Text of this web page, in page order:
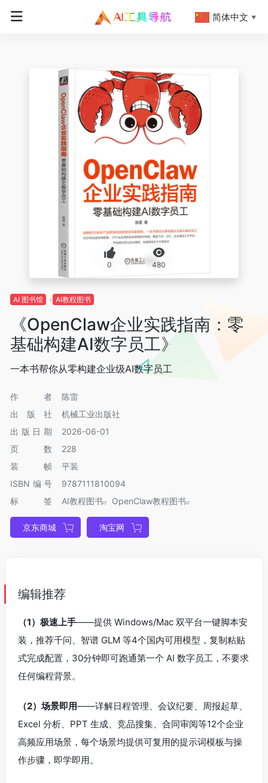
0 480
AI 图书馆 AI教程图书
《OpenClaw企业实践指南：零
基础构建AI数字员工》
一本书帮你从零构建企业级AI数字员工
作者
陈雷
出版社
机械工业出版社
出版日期
2026-06-01
页数
228
装帧
平装
ISBN编号
9787111810094
标签
AI教程图书 OpenClaw教程图书
京东商城 淘宝网
编辑推荐
（1）极速上手——提供 Windows/Mac 双平台一键脚本安
装，推荐千问、智谱 GLM 等4个国内可用模型，复制粘贴
式完成配置，30分钟即可跑通第一个 AI 数字员工，不要求
任何编程背景。
（2）场景即用——详解日程管理、会议纪要、周报起草、
Excel 分析、PPT 生成、竞品搜集、合同审阅等12个企业
高频应用场景，每个场景均提供可复用的提示词模板与操
作步骤，即学即用。
简体中文 ▼